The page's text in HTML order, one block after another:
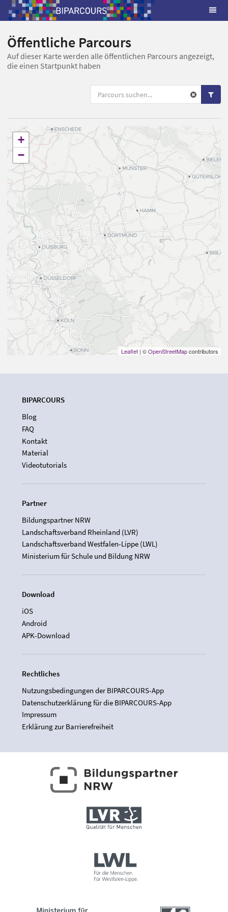
Öffentliche Parcours
Auf dieser Karte werden alle öffentlichen Parcours angezeigt,
die einen Startpunkt haben
+
−
Leaflet | ©OpenStreetMapcontributors
BIPARCOURS
Blog
FAQ
Kontakt
Material
Videotutorials
Partner
Bildungspartner NRW
Landschaftsverband Rheinland (LVR)
Landschaftsverband Westfalen-Lippe (LWL)
Ministerium für Schule und Bildung NRW
Download
iOS
Android
APK-Download
Rechtliches
Nutzungsbedingungen der BIPARCOURS-App
Datenschutzerklärung für die BIPARCOURS-App
Impressum
Erklärung zur Barrierefreiheit